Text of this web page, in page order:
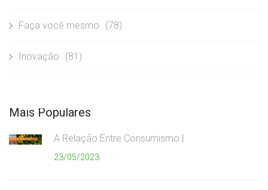
Faça você mesmo (78)
Inovação (81)
Mais Populares
A Relação Entre Consumismo Exagerado e Meio
23/05/2023